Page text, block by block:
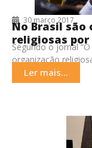
30 março 2017
No Brasil são
religiosas por
Segundo o jornal
organização
para a abertura de
Ler mais...